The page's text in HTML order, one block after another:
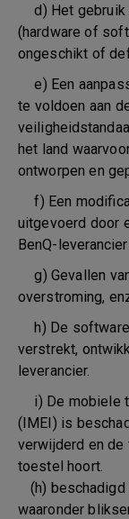
d) Het gebruik
(hardware of
ongeschikt of
e) Een
te voldoen aan
het land
ontworpen en
f) Een
uitgevoerd door
BenQ-
g) Gevallen
overstroming,
h) De software
verstrekt,
leverancier.
i) De mobiele
(IMEI) is
verwijderd en
toestel hoort.
(h) beschadigd
waaronder